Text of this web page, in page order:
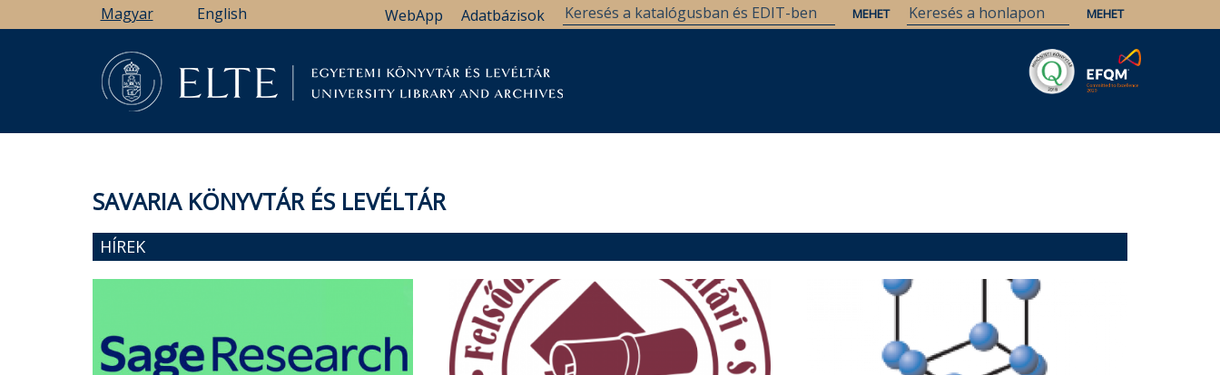
a
Magyar English Adatbázisok
WebApp
SAVARIA KÖNYVTÁR ÉS LEVÉLTÁR
HÍREK